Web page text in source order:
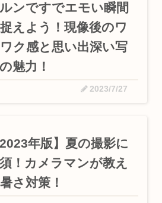
ンですでエモい瞬間
えよう！現像後のワ
ク感と思い出深い写
魅力！
2023/7/27
2023年版】夏の撮影に
！カメラマンが教え
さ対策！